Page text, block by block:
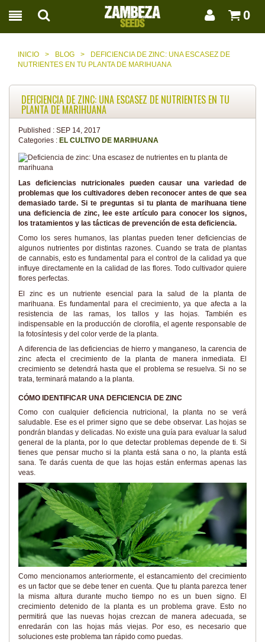
0
INICIO > BLOG >
DEFICIENCIA DE ZINC: UNA ESCASEZ DE
NUTRIENTES EN TU PLANTA DE MARIHUANA
DEFICIENCIA DE ZINC: UNA ESCASEZ DE NUTRIENTES EN TU
PLANTA DE MARIHUANA
Published : SEP 14, 2017
Categories : EL CULTIVO DE MARIHUANA
Las deficiencias nutricionales pueden causar una variedad de
problemas que los cultivadores deben reconocer antes de que sea
demasiado tarde. Si te preguntas si tu planta de marihuana tiene
una deficiencia de zinc, lee este artículo para conocer los signos,
los tratamientos y las tácticas de prevención de esta deficiencia.
Como los seres humanos, las plantas pueden tener deficiencias de
algunos nutrientes por distintas razones. Cuando se trata de plantas
de cannabis, esto es fundamental para el control de la calidad ya que
influye directamente en la calidad de las flores. Todo cultivador quiere
flores perfectas.
El zinc es un nutriente esencial para la salud de la planta de
marihuana. Es fundamental para el crecimiento, ya que afecta a la
resistencia de las ramas, los tallos y las hojas. También es
indispensable en la producción de clorofila, el agente responsable de
la fotosíntesis y del color verde de la planta.
A diferencia de las deficiencias de hierro y manganeso, la carencia de
zinc afecta el crecimiento de la planta de manera inmediata. El
crecimiento se detendrá hasta que el problema se resuelva. Si no se
trata, terminará matando a la planta.
CÓMO IDENTIFICAR UNA DEFICIENCIA DE ZINC
Como con cualquier deficiencia nutricional, la planta no se verá
saludable. Ese es el primer signo que se debe observar. Las hojas se
pondrán blandas y delicadas. No existe una guía para evaluar la salud
general de la planta, por lo que detectar problemas depende de ti. Si
tienes que pensar mucho si la planta está sana o no, la planta está
sana. Te darás cuenta de que las hojas están enfermas apenas las
veas.
Como mencionamos anteriormente, el estancamiento del crecimiento
es un factor que se debe tener en cuenta. Que tu planta parezca tener
la misma altura durante mucho tiempo no es un buen signo. El
crecimiento detenido de la planta es un problema grave. Esto no
permitirá que las nuevas hojas crezcan de manera adecuada, se
enredarán con las hojas más viejas. Por eso, es necesario que
soluciones este problema tan rápido como puedas.